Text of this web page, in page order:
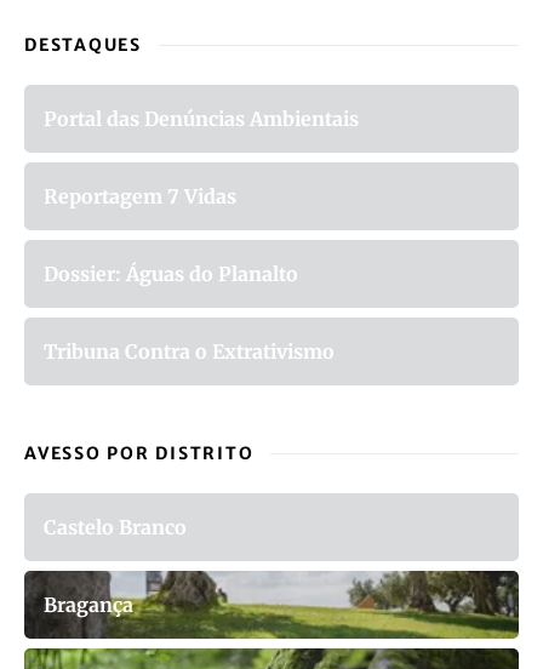
DESTAQUES
Portal das Denúncias Ambientais
Reportagem 7 Vidas
Dossier: Águas do Planalto
Tribuna Contra o Extrativismo
AVESSO POR DISTRITO
Castelo Branco
Bragança